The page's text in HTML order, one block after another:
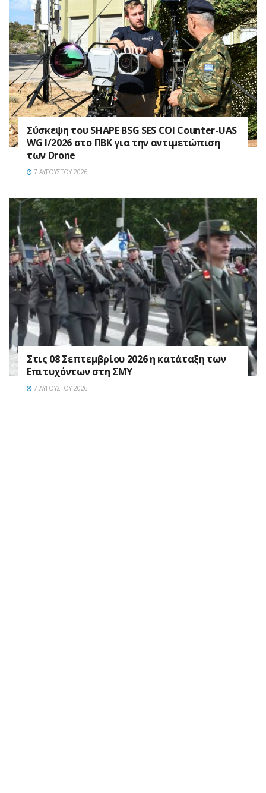
Σύσκεψη του SHAPE BSG SES COI Counter-UAS
WG I/2026 στο ΠΒΚ για την αντιμετώπιση
των Drone
7 ΑΥΓΟΎΣΤΟΥ 2026
Στις 08 Σεπτεμβρίου 2026 η κατάταξη των
Επιτυχόντων στη ΣΜΥ
7 ΑΥΓΟΎΣΤΟΥ 2026